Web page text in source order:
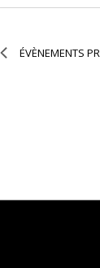
ÉVÈNEMENTS